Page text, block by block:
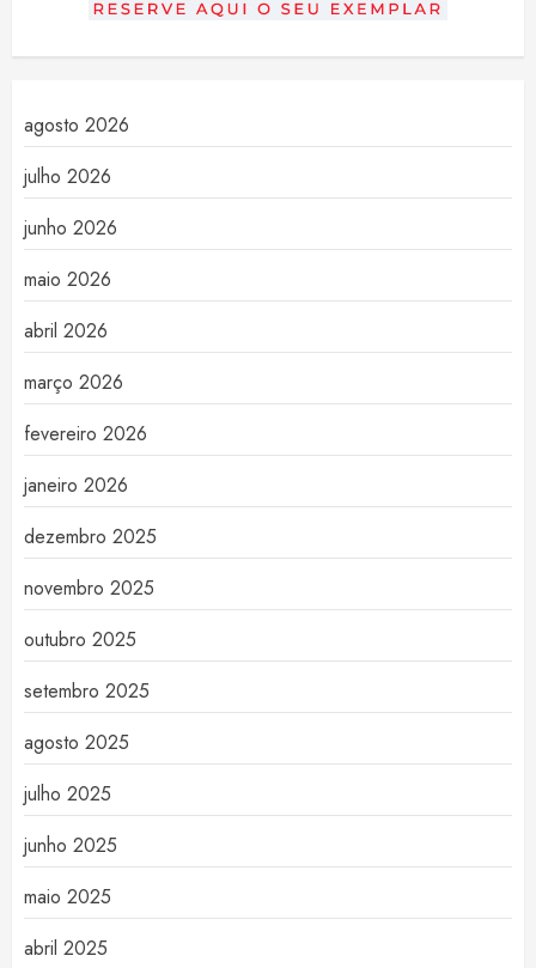
agosto 2026
julho 2026
junho 2026
maio 2026
abril 2026
março 2026
fevereiro 2026
janeiro 2026
dezembro 2025
novembro 2025
outubro 2025
setembro 2025
agosto 2025
julho 2025
junho 2025
maio 2025
abril 2025